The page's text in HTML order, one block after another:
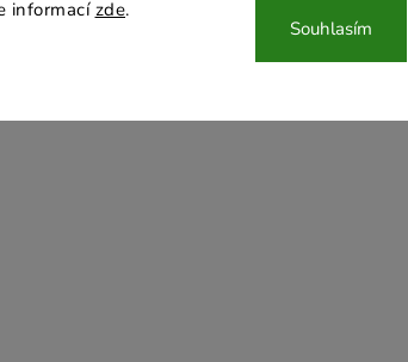
informacízde.
Souhlasím